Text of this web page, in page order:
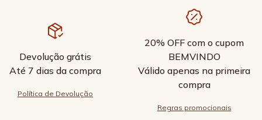
Devolução grátis
Até 7 dias da compra
Política de Devolução
20% OFF com o cupom
BEMVINDO
Válido apenas na primeira
compra
Regras promocionais